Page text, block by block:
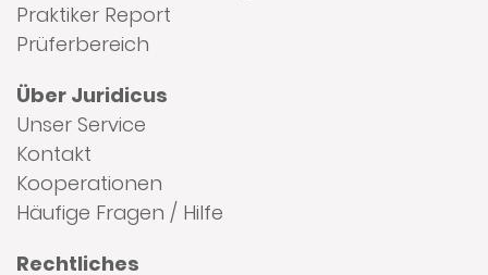
Praktiker Report
Prüferbereich
Über Juridicus
Unser Service
Kontakt
Kooperationen
Häufige Fragen / Hilfe
Rechtliches